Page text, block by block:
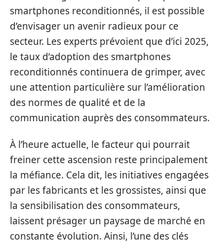
smartphones reconditionnés, il est possible
d’envisager un avenir radieux pour ce
secteur. Les experts prévoient que d’ici 2025,
le taux d’adoption des smartphones
reconditionnés continuera de grimper, avec
une attention particulière sur l’amélioration
des normes de qualité et de la
communication auprès des consommateurs.
À l’heure actuelle, le facteur qui pourrait
freiner cette ascension reste principalement
la méfiance. Cela dit, les initiatives engagées
par les fabricants et les grossistes, ainsi que
la sensibilisation des consommateurs,
laissent présager un paysage de marché en
constante évolution. Ainsi, l’une des clés